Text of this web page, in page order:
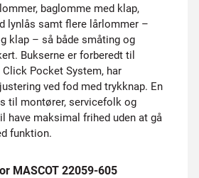
baglomme med klap,
lynlås samt flere lårlommer –
klap – så både småting og
Bukserne er forberedt til
Pocket System, har
ved fod med trykknap. En
til montører, servicefolk og
have maksimal frihed uden at gå
funktion.
MASCOT 22059-605